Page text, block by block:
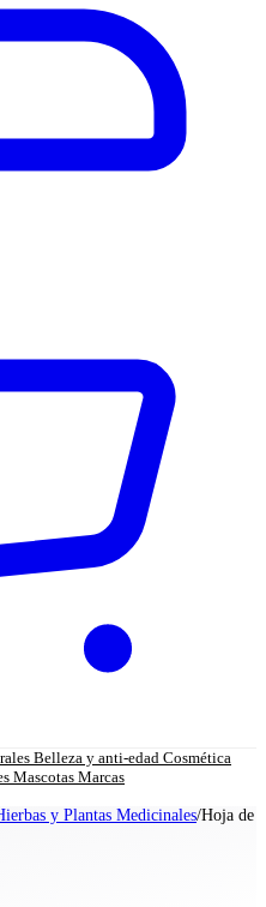
Belleza y anti-edad Cosmética
Mascotas Marcas
y Plantas Medicinales/Hoja de